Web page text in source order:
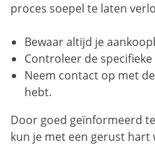
proces soepel te laten
Bewaar altijd je
Controleer de
Neem contact op met
hebt.
Door goed geïnformeerd
kun je met een gerust